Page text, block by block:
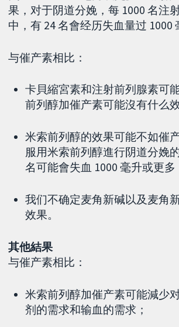
果，对于阴道分娩，每 1000 名注
中，有 24 名會经历失血量过 1000
与催产素相比：
卡貝縮宮素和注射前列腺素可
前列醇加催产素可能沒有什么
米索前列醇的效果可能不如催
服用米索前列醇進行阴道分娩
名可能會失血 1000 毫升或更多
我们不确定麦角新碱以及麦角
效果。
其他結果
与催产素相比：
米索前列醇加催产素可能減少
剂的需求和输血的需求；